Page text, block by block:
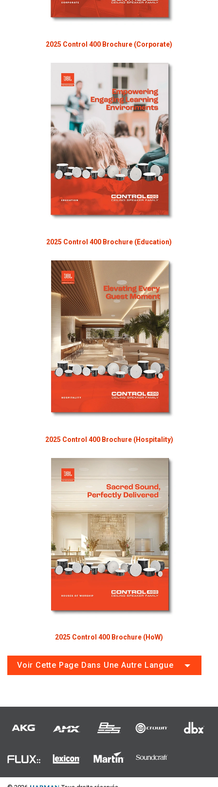
2025 Control 400 Brochure (Corporate)
2025 Control 400 Brochure (Education)
2025 Control 400 Brochure (Hospitality)
2025 Control 400 Brochure (HoW)
Voir Cette Page Dans Une Autre Langue